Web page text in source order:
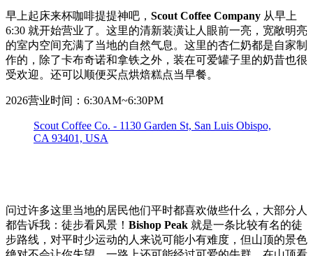
早上起床来杯咖啡提提神吧， Scout Coffee Company 从早上
6:30 就开始营业了。这里的清新装潢让人眼前一亮，宽敞明亮
的室内空间充满了当地的自然气息。这里的杏仁奶都是自家制
作的，除了卡布奇诺和拿铁之外，装在可爱罐子里的奶昔也很
受欢迎。还可以顺便买点烘焙糕点当早餐。
2026营业时间：6:30AM~6:30PM
Scout Coffee Co. - 1130 Garden St, San Luis Obispo,
CA 93401, USA
问过许多这里当地的居民他们平时都喜欢做些什么，大部分人
都告诉我：徒步看风景！ Bishop Peak 就是一条比较有名的徒
步路线，对平时少运动的人来说可能小有难度，但山顶的景色